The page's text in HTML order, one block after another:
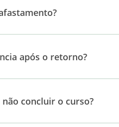
após o retorno?
concluir o curso?